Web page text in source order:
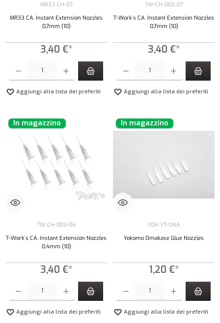
MR33-CH-07
MR33 CA. Instant Extension Nozzles
0,7mm (10)
3,40 €*
Aggiungi alla lista dei preferiti
TW-CH-003-07
T-Work´s CA. Instant Extension Nozzles
0,7mm (10)
3,40 €*
Aggiungi alla lista dei preferiti
In magazzino
TW-CH-003-04
T-Work´s CA. Instant Extension Nozzles
0,4mm (10)
3,40 €*
Aggiungi alla lista dei preferiti
In magazzino
YOK-YT-ONA
Yokomo Omakase Glue Nozzles
1,20 €*
Aggiungi alla lista dei preferiti